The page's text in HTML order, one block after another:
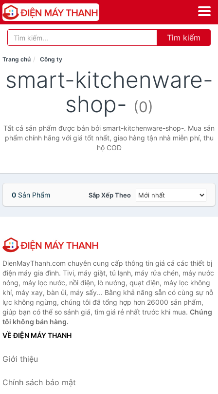
Tìm kiếm
Trang chủ Công ty
smart-kitchenware-
shop- (0)
Tất cả sản phẩm được bán bởi smart-kitchenware-shop-. Mua sản
phẩm chính hãng với giá tốt nhất, giao hàng tận nhà miễn phí, thu
hộ COD
0 Sản Phẩm Sắp Xếp Theo
DienMayThanh.com chuyên cung cấp thông tin giá cả các thiết bị
điện máy gia đình. Tivi, máy giặt, tủ lạnh, máy rửa chén, máy nước
nóng, máy lọc nước, nồi điện, lò nướng, quạt điện, máy lọc không
khí, máy xay, bàn ủi, máy sấy... Bằng khả năng sẵn có cùng sự nỗ
lực không ngừng, chúng tôi đã tổng hợp hơn 26000 sản phẩm,
giúp bạn có thể so sánh giá, tìm giá rẻ nhất trước khi mua. Chúng
tôi không bán hàng.
VỀ ĐIỆN MÁY THANH
Giới thiệu
Chính sách bảo mật